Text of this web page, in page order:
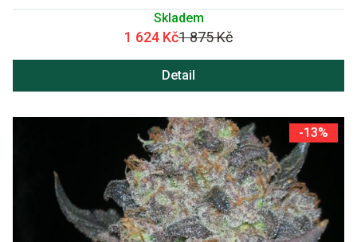
Skladem
1 624 Kč1 875 Kč
Detail
-13%